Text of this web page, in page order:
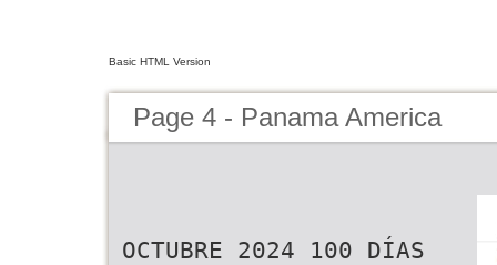
Basic HTML Version
Page 4 - Panama America
OCTUBRE 2024 100 DÍAS